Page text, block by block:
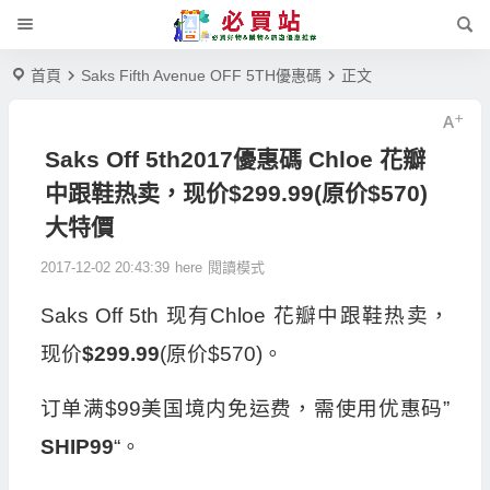
首頁 Saks Fifth Avenue OFF 5TH優惠碼 正文
Saks Off 5th2017優惠碼 Chloe 花瓣
中跟鞋热卖，现价$299.99(原价$570)
大特價
2017-12-02 20:43:39 here 閱讀模式
Saks Off 5th 现有Chloe 花瓣中跟鞋热卖，
现价$299.99(原价$570)。
订单满$99美国境内免运费，需使用优惠码”
SHIP99“。